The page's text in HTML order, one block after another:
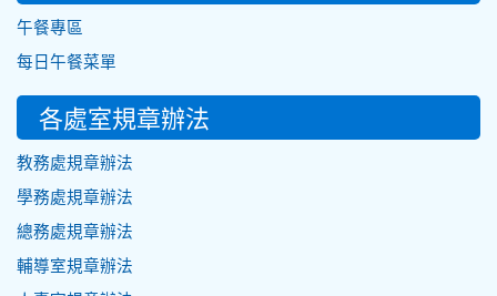
午餐專區
每日午餐菜單
各處室規章辦法
教務處規章辦法
學務處規章辦法
總務處規章辦法
輔導室規章辦法